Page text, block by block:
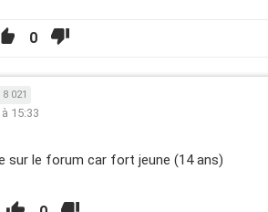
0
8 021
15:33
sur le forum car fort jeune (14 ans)